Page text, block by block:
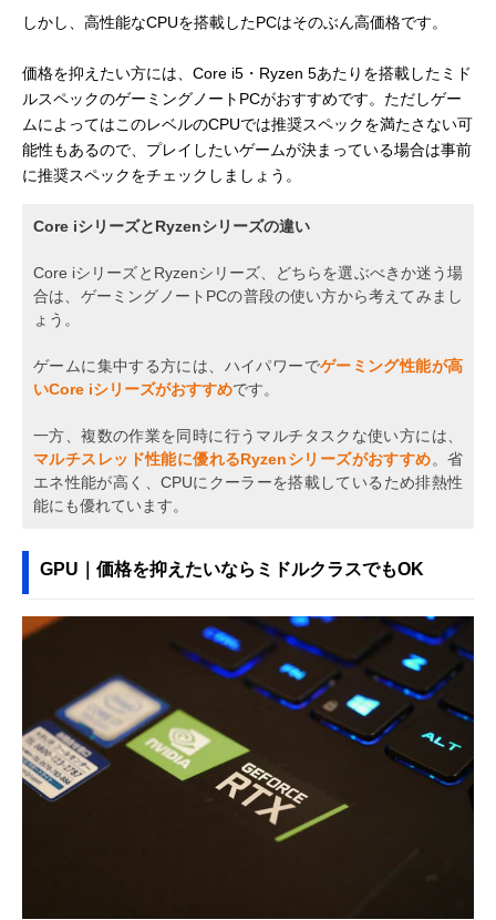
しかし、高性能なCPUを搭載したPCはそのぶん高価格です。
価格を抑えたい方には、Core i5・Ryzen 5あたりを搭載したミド
ルスペックのゲーミングノートPCがおすすめです。ただしゲー
ムによってはこのレベルのCPUでは推奨スペックを満たさない可
能性もあるので、プレイしたいゲームが決まっている場合は事前
に推奨スペックをチェックしましょう。
Core iシリーズとRyzenシリーズの違い
Core iシリーズとRyzenシリーズ、どちらを選ぶべきか迷う場
合は、ゲーミングノートPCの普段の使い方から考えてみまし
ょう。
ゲームに集中する方には、ハイパワーでゲーミング性能が高
いCore iシリーズがおすすめです。
一方、複数の作業を同時に行うマルチタスクな使い方には、
マルチスレッド性能に優れるRyzenシリーズがおすすめ。省
エネ性能が高く、CPUにクーラーを搭載しているため排熱性
能にも優れています。
GPU｜価格を抑えたいならミドルクラスでもOK